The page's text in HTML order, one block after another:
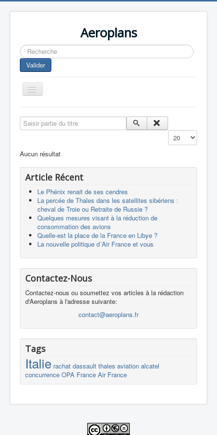
Aeroplans
Rechercher
Valider
Toggle
Navigation
Aviation Commerciale
Europespace
Drones
Saisir partie du titre
Affichage #
Aucun résultat
Article Récent
Le Phénix renait de ses cendres
La percée de Thales dans les satellites sibériens :
cheval de Troie ou Retraite de Russie ?
Quelques mesures visant à la réduction de
consommation des avions
Quelle-est la place de la France en Libye ?
La nouvelle politique d´Air France et vous
Contactez-Nous
Contactez-nous ou soumettez vos articles à la rédaction
d'Aeroplans à l'adresse suivante:
contact@aeroplans.fr
Tags
Italie rachat dassault thales aviation alcatel
concurrence OPA France Air France